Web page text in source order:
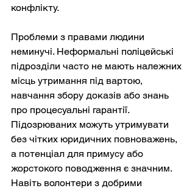
конфлікту.
Проблеми з правами людини
неминучі. Неформальні поліцейські
підрозділи часто не мають належних
місць утримання під вартою,
навчання збору доказів або знань
про процесуальні гарантії.
Підозрюваних можуть утримувати
без чітких юридичних повноважень,
а потенціал для примусу або
жорстокого поводження є значним.
Навіть волонтери з добрими